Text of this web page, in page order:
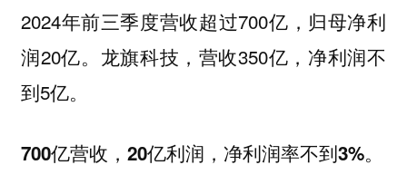
2024年前三季度营收超过700亿，归母净利
润20亿。龙旗科技，营收350亿，净利润不
到5亿。
700亿营收，20亿利润，净利润率不到3%。